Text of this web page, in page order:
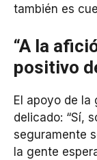
también es
“A la
positivo
El apoyo de la
delicado: “Sí,
seguramente
la gente